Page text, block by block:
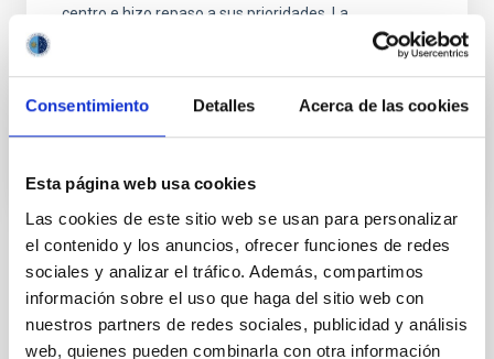
Consentimiento Detalles Acerca de las cookies
Esta página web usa cookies
Las cookies de este sitio web se usan para personalizar
el contenido y los anuncios, ofrecer funciones de redes
sociales y analizar el tráfico. Además, compartimos
información sobre el uso que haga del sitio web con
nuestros partners de redes sociales, publicidad y análisis
web, quienes pueden combinarla con otra información
centro e hizo repaso a sus prioridades. La
presentación del director estará disponible en la
Advertised on 07/03/2024 - 10:10
NEWS TYPE
PRESS RELEASE
SCOPE
OUTREACH